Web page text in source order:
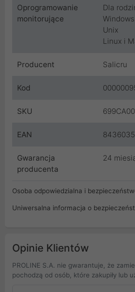
Oprogramowanie
monitorujące
Dla
Windows
Unix
Linux i
Producent Salicru
Kod
SKU
EAN
Gwarancja
producenta
24
Osoba odpowiedzialna i
Uniwersalna informacja o
Opinie Klientów
PROLINE S.A. nie gwarantuje, że
pochodzą od osób, które zakupiły lub